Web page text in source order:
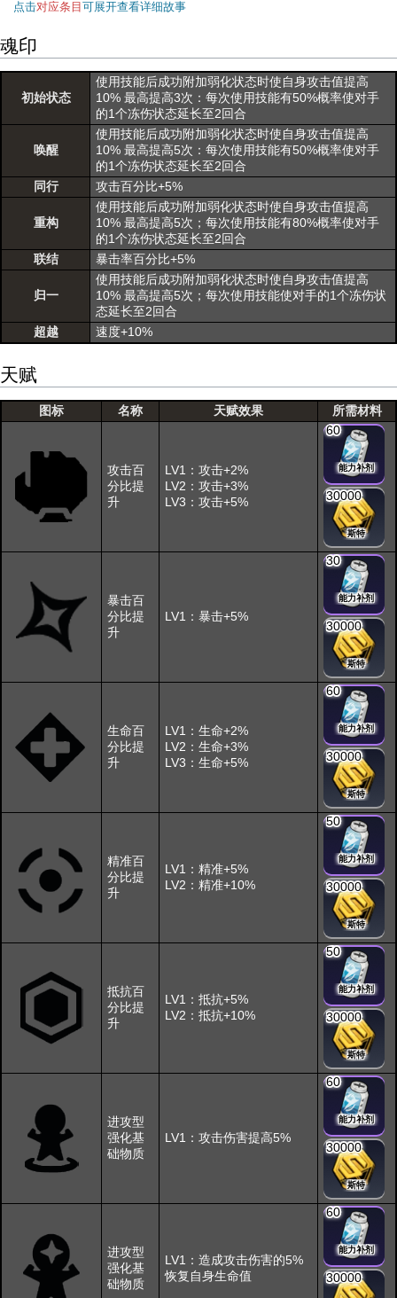
点击对应条目 可展开查看详细故事
魂印
初始状态
使用技能后成功附加弱化状态时使自身攻击值提高
10% 最高提高3次：每次使用技能有50%概率使对手
的1个冻伤状态延长至2回合
唤醒
使用技能后成功附加弱化状态时使自身攻击值提高
10% 最高提高5次：每次使用技能有50%概率使对手
的1个冻伤状态延长至2回合
同行
攻击百分比+5%
重构
使用技能后成功附加弱化状态时使自身攻击值提高
10% 最高提高5次；每次使用技能有80%概率使对手
的1个冻伤状态延长至2回合
联结
暴击率百分比+5%
归一
使用技能后成功附加弱化状态时使自身攻击值提高
10% 最高提高5次；每次使用技能使对手的1个冻伤状
态延长至2回合
超越
速度+10%
天赋
图标 名称 天赋效果 所需材料
攻击百
分比提
升
LV1：攻击+2%
LV2：攻击+3%
LV3：攻击+5%
60
能力补剂
30000
斯特
暴击百
分比提
升
LV1：暴击+5%
30
能力补剂
30000
斯特
生命百
分比提
升
LV1：生命+2%
LV2：生命+3%
LV3：生命+5%
60
能力补剂
30000
斯特
精准百
分比提
升
LV1：精准+5%
LV2：精准+10%
50
能力补剂
30000
斯特
抵抗百
分比提
升
LV1：抵抗+5%
LV2：抵抗+10%
50
能力补剂
30000
斯特
进攻型
强化基
础物质
LV1：攻击伤害提高5%
60
能力补剂
30000
斯特
进攻型
强化基
础物质
LV1：造成攻击伤害的5%
恢复自身生命值
60
能力补剂
30000